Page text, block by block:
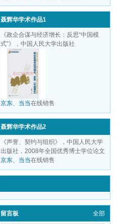
聂辉华学术作品1
《政企合谋与经济增长：反思“中国模
式”》，中国人民大学出版社
京东、 当当在线销售
聂辉华学术作品2
《声誉、契约与组织》，中国人民大学
出版社，2008年全国优秀博士学位论文
京东、 当当在线销售
留言板 全部